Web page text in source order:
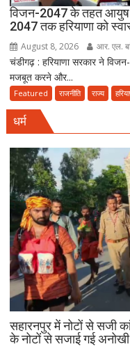
विजन-2047 के तहत आयुष
2047 तक हरियाणा को
August 8, 2026 आर. एल.
चंडीगढ़ : हरियाणा सरकार ने
मजबूत करने और...
Featured राजनीति राज्य
धर्म
सहारनपुर में नोटों से सजी
के नोटों से सजाई गई